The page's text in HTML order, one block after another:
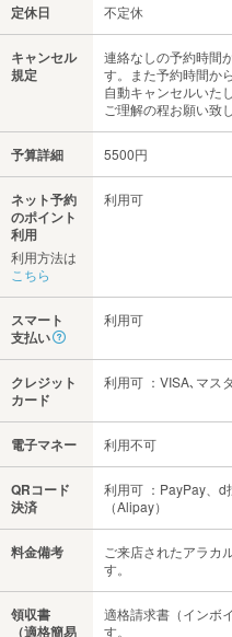
定休日 不定休
キャンセル
規定
連絡なしの予約時間
す。また予約時間か
自動キャンセルいたし
ご理解の程お願い致
予算詳細 5500円
ネット予約
のポイント
利用
利用方法は
こちら
利用可
スマート
支払い
利用可
クレジット
カード
利用可 ：VISA､マス
電子マネー 利用不可
QRコード
決済
利用可 ：PayPay、d
（Alipay）
料金備考
ご来店されたアラカ
す。
領収書
（適格簡易
適格請求書（インボ
す。